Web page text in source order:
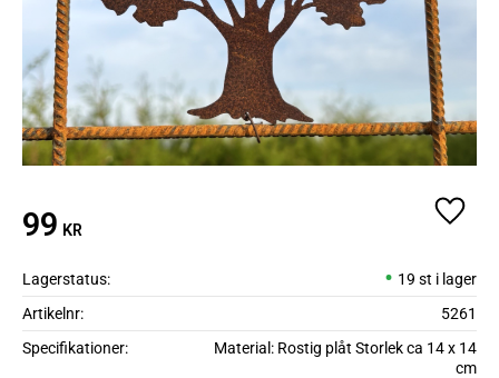
99 KR Lägg
Lagerstatus
19 st i lager
Artikelnr
5261
Specifikationer
Material: Rostig plåt Storlek ca 14 x 14
cm